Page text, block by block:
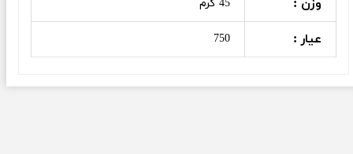
وزن : 45 گرم
عیار : 750